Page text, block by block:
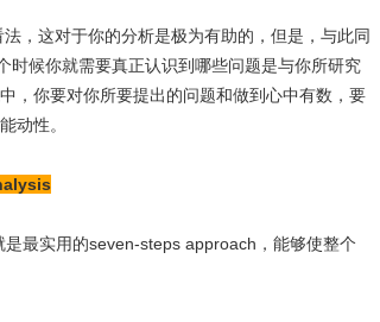
，这对于你的分析是极为有助的，但是，与此同
时候你就需要真正认识到哪些问题是与你所研究
，你要对你所要提出的问题和做到心中有数，要
动性。
最实用的seven-steps approach，能够使整个